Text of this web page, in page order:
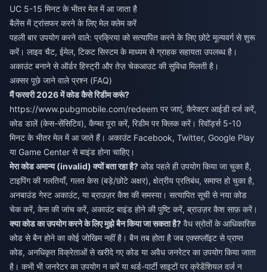
UC 5-15 मिनट के भीतर मेल में आ जाता है
बैलेंस में ट्रांसफर करने के लिए मेल क्लेम करें
पहली बार उपयोग करने वाले: प्रक्रिया को सत्यापित करने के लिए छोटे मूल्यवर्ग से शुरू
करें। लाइव चैट, ईमेल, टिकट सिस्टम के माध्यम से ग्राहक सहायता उपलब्ध है।
अकाउंट बनाने से ऑर्डर हिस्ट्री और तेज़ चेकआउट की सुविधा मिलती है।
अक्सर पूछे जाने वाले प्रश्न (FAQ)
मैं फरवरी 2026 में कोड कैसे रिडीम करूं?
https://www.pubgmobile.com/redeem पर जाएं, कैरेक्टर आईडी दर्ज करें,
कोड डालें (केस-सेंसिटिव), कैप्चा पूरा करें, रिडीम पर क्लिक करें। रिवॉर्ड्स 5-10
मिनट के भीतर मेल में आ जाते हैं। अकाउंट Facebook, Twitter, Google Play
या Game Center से बाइंड होना चाहिए।
मेरा कोड अमान्य (invalid) क्यों बता रहा है? कोड पहले ही उपयोग किया जा चुका है,
टाइपिंग की गलतियाँ, गलत केस (बड़े/छोटे अक्षर), क्षेत्रीय प्रतिबंध, समाप्त हो चुका है,
अनबाउंड गेस्ट अकाउंट, या ब्राउज़र कैश की समस्या। सत्यापित सूची से नया कोड
चेक करें, केस की जांच करें, अकाउंट बाइंड होने की पुष्टि करें, ब्राउज़र कैश साफ़ करें।
क्या कोड का उपयोग करने के लिए मुझे बैन किया जा सकता है? वैध स्रोतों के आधिकारिक
कोड से बैन होने का कोई जोखिम नहीं है। बैन तब होता है जब एक्सप्लॉइट से प्राप्त
कोड, अनधिकृत विक्रेताओं से खरीदे गए कोड या अवैध जनरेटर का उपयोग किया जाता
है। कभी भी जनरेटर का उपयोग न करें या थर्ड-पार्टी साइटों पर क्रेडेंशियल दर्ज न